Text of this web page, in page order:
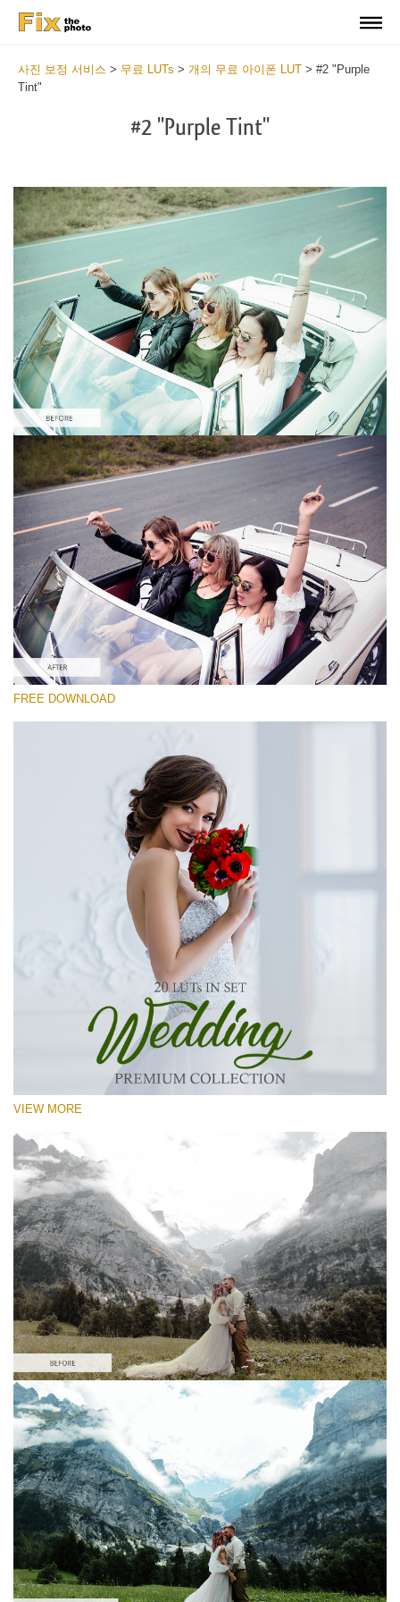
사진 보정 서비스 > 무료 LUTs > 개의 무료 아이폰 LUT > #2 "Purple
Tint"
#2 "Purple Tint"
선택 해주세요
Free iPhone LUT #2
Premium Wedding LUTs
Must-Have Collection (160 LUTs)
Entire Collection (260 LUTs)
무료 다운로드
FREE DOWNLOAD
VIEW MORE